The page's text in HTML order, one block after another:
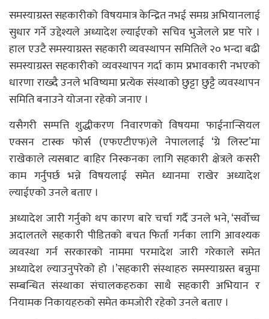
समस्याग्रस्त सहकारीको विषयमात्र केन्द्रित नभई समग्र अभियानलाई
सुधार गर्ने उद्देश्यले अध्यादेश ल्याईएको सचिव भुजेलले प्रष्ट पारे ।
हाल एउटै समस्याग्रस्त सहकारी व्यवस्थापन समितिले २० भन्दा बढी
समस्याग्रस्त सहकारीको व्यवस्थापन गर्दा काम प्रभावकारी नभएको
धारणा राख्दै उनले भविष्यमा प्रत्येक संस्थाको छुट्टा छुट्टै व्यवस्थापन
समिति बनाउने योजना रहेको जनाए ।
यसैगरी सम्पत्ति शुद्धीकरण निवारणको विषयमा फाईनान्सियल
एक्सन टास्क फोर्स (एफएटीएफ)ले नेपाललाई ‘ग्रे लिस्ट’मा
राखेकाले त्यसबाट बाहिर निस्कनका लागि सहकारी क्षेत्रले कसरी
काम गर्नुपर्छ भन्ने विषयलाई समेत ध्यानमा राखेर अध्यादेश
ल्याईएको उनले बताए ।
अध्यादेश जारी गर्नुको थप कारण बारे चर्चा गर्दै उनले भने, ‘सर्वोच्च
अदालतले सहकारी पीडितको बचत फिर्ता गर्नका लागि आवश्यक
व्यवस्था गर्न सरकारको नाममा परमादेश जारी गरेकाले समेत
अध्यादेश ल्याउनुपरेको हो ।’सहकारी संस्थाहरु समस्याग्रस्त बन्नुमा
सम्बन्धित संस्थाका संचालकहरुका साथै सहकारी अभियान र
नियामक निकायहरुको समेत कमजोरी रहेको उनले बताए ।